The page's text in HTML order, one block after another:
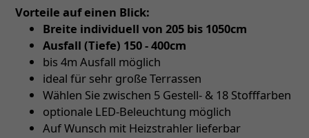
Vorteile auf einen Blick:
Breite individuell von 205 bis 1050cm
Ausfall (Tiefe) 150 - 400cm
bis 4m Ausfall möglich
ideal für sehr große Terrassen
Wählen Sie zwischen 5 Gestell- & 18 Stofffarben
optionale LED-Beleuchtung möglich
Auf Wunsch mit Heizstrahler lieferbar